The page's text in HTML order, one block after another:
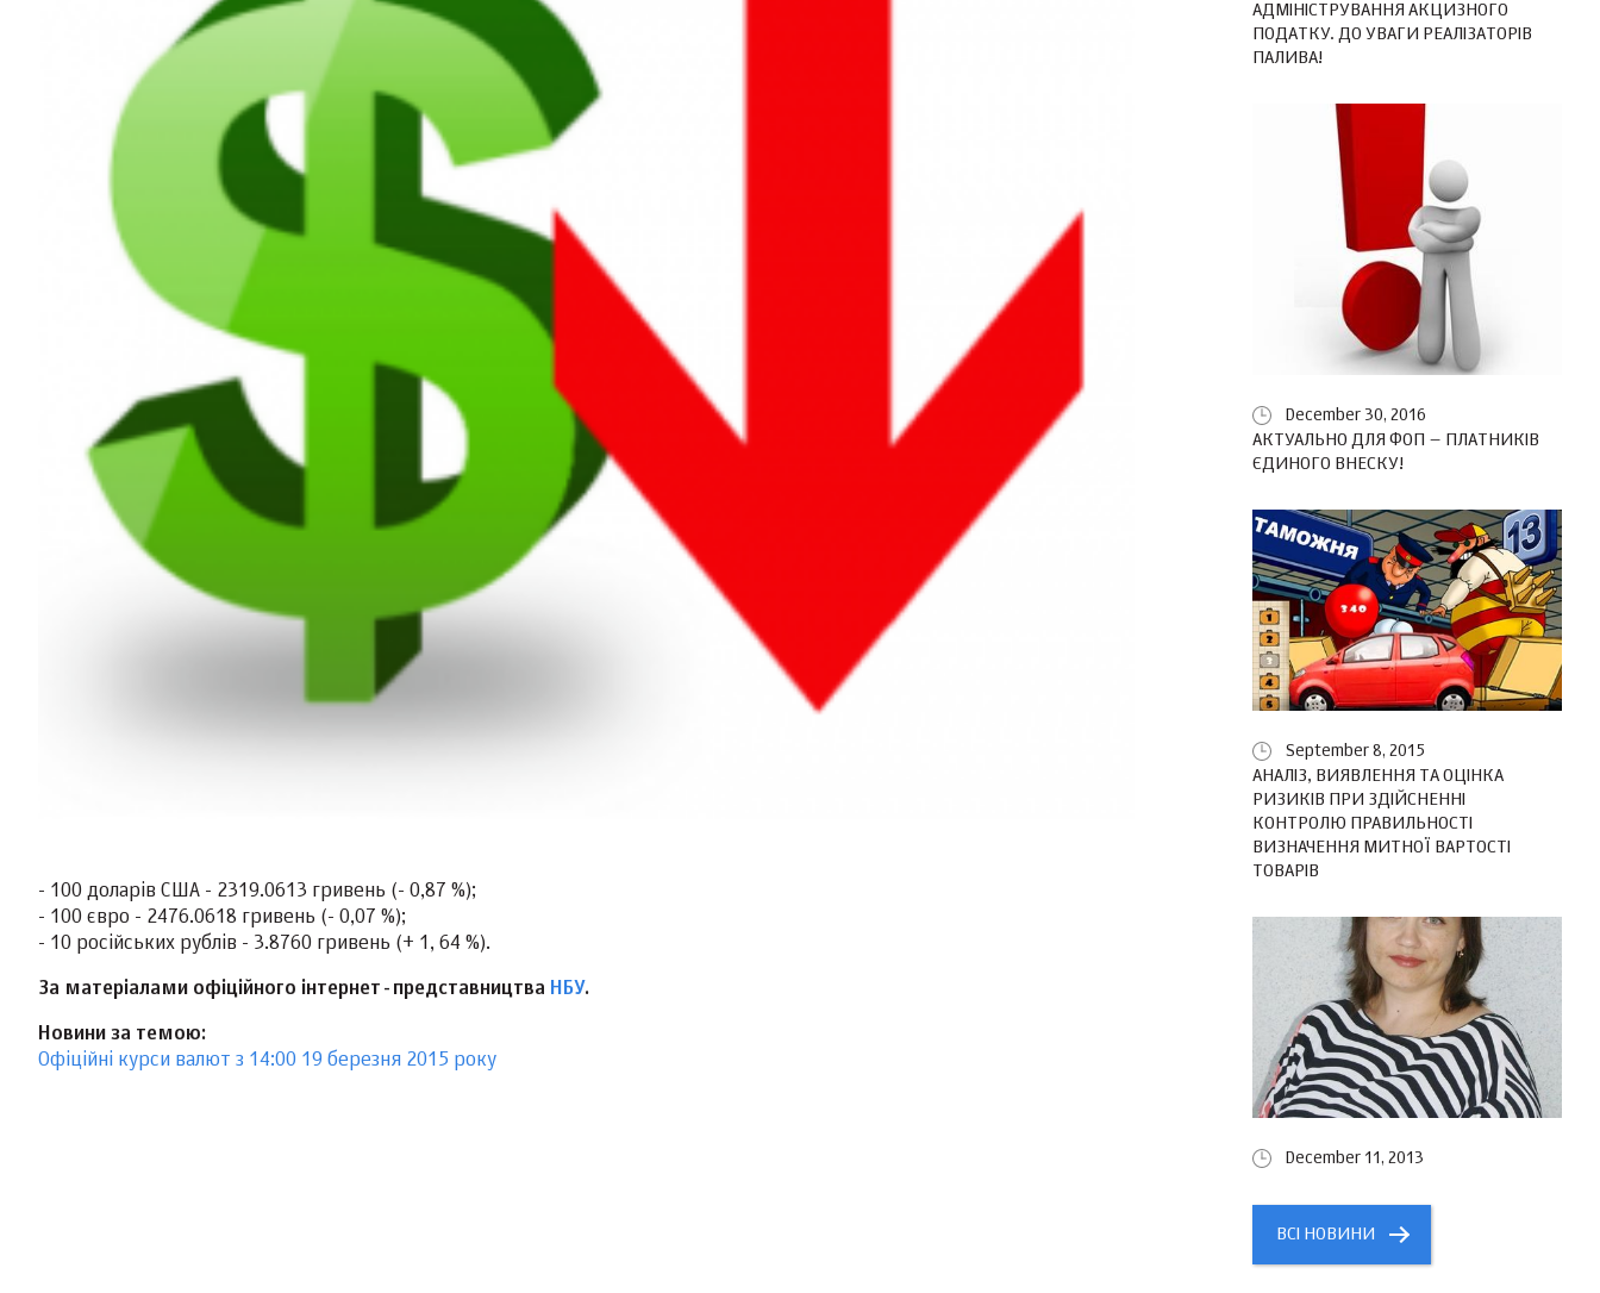
- 100 доларів США - 2319.0613 гривень (- 0,87 %);
- 100 євро - 2476.0618 гривень (- 0,07 %);
- 10 російських рублів - 3.8760 гривень (+ 1, 64 %).
За матеріалами офіційного інтернет-представництва НБУ.
Новини за темою:
Офіційні курси валют з 14:00 19 березня 2015 року
АДМІНІСТРУВАННЯ АКЦИЗНОГО
ПОДАТКУ. ДО УВАГИ РЕАЛІЗАТОРІВ
ПАЛИВА!
December 30, 2016
АКТУАЛЬНО ДЛЯ ФОП – ПЛАТНИКІВ
ЄДИНОГО ВНЕСКУ!
September 8, 2015
АНАЛІЗ, ВИЯВЛЕННЯ ТА ОЦІНКА
РИЗИКІВ ПРИ ЗДІЙСНЕННІ
КОНТРОЛЮ ПРАВИЛЬНОСТІ
ВИЗНАЧЕННЯ МИТНОЇ ВАРТОСТІ
ТОВАРІВ
December 11, 2013
ВСІ НОВИНИ